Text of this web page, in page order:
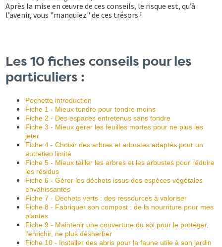
Après la mise en œuvre de ces conseils, le risque est, qu’à
l’avenir, vous "manquiez" de ces trésors !
Les 10 fiches conseils pour les
particuliers :
Pochette introduction
Fiche 1 - Mieux tondre pour tondre moins
Fiche 2 - Des espaces entretenus sans tondre
Fiche 3 - Mieux gérer les feuilles mortes pour ne plus les
jeter
Fiche 4 - Choisir des arbres et arbustes adaptés pour un
entretien limité
Fiche 5 - Mieux tailler les arbres et les arbustes pour réduire
les résidus
Fiche 6 - Gérer les déchets issus des espèces végétales
envahissantes
Fiche 7 - Déchets verts : des ressources à valoriser
Fiche 8 - Fabriquer son compost : de la nourriture pour mes
plantes
Fiche 9 - Maintenir une couverture du sol pour le protéger,
l’enrichir, ne plus désherber
Fiche 10 - Installer des abris pour la faune utile à son jardin